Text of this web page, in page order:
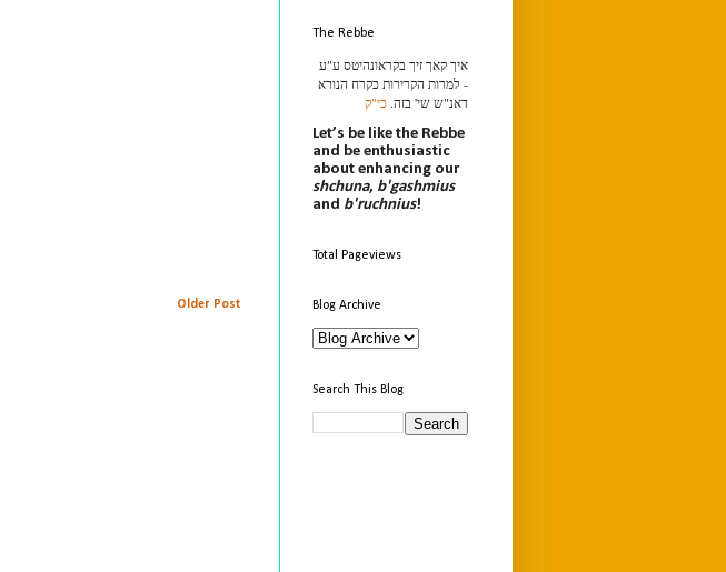
Older Post
The Rebbe
איך קאך זיך בקראונהיטס ע"ע
- למרות הקרירות כקרח הנורא
דאנ"ש שי' בזה. כי"ק
Let’s be like the Rebbe
and be enthusiastic
about enhancing our
shchuna, b'gashmius
and b'ruchnius!
Total Pageviews
Blog Archive
Search This Blog